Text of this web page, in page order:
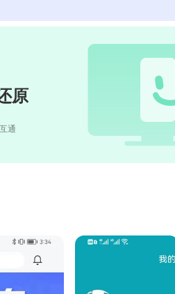
原
通